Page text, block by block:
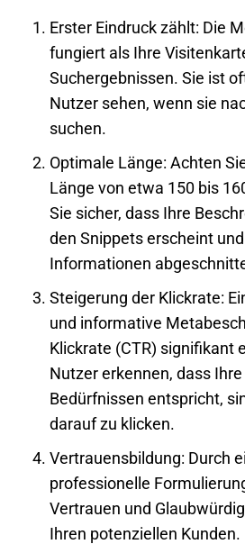
Erster Eindruck zählt: Die
fungiert als Ihre
Suchergebnissen. Sie ist
Nutzer sehen, wenn sie
suchen.
Optimale Länge: Achten
Länge von etwa 150 bis
Sie sicher, dass Ihre
den Snippets erscheint
Informationen
Steigerung der Klickrate:
und informative
Klickrate (CTR) signifikant
Nutzer erkennen, dass
Bedürfnissen entspricht,
darauf zu klicken.
Vertrauensbildung: Durch
professionelle
Vertrauen und
Ihren potenziellen Kunden.